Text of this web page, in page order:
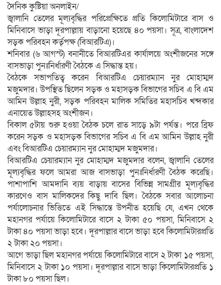
দৈনিক কুষ্টিয়া অনলাইন/
জ্বালানি তেলের মূল্যবৃদ্ধির পরিপ্রেক্ষিতে প্রতি কিলোমিটারে বাস ও
মিনিবাসে ভাড়া দূরপাল্লায় বাড়ানো হয়েছে ৪০ পয়সা। সূত্র, বাংলাদেশ
সড়ক পরিবহন কর্তৃপক্ষ (বিআরটিএ)।
শনিবার (৬ আগস্ট) বনানীতে বিআরটিএর কার্যালয়ে অংশীজনের সঙ্গে
বাসভাড়া পুনঃনির্ধারণী বৈঠকে এ সিদ্ধান্ত হয়।
বৈঠকে সভাপতিত্ব করেন বিআরটিএ চেয়ারম্যান নুর মোহাম্মদ
মজুমদার। উপস্থিত ছিলেন সড়ক ও মহাসড়ক বিভাগের সচিব এ বি এম
আমিন উল্লাহ নুরী, সড়ক পরিবহন মালিক সমিতির মহাসচিব খন্দকার
এনায়েত উল্লাহসহ অংশীজন।
বিকাল ৫টায় শুরু হওয়া বৈঠক চলে রাত সাড়ে ৯টা পর্যন্ত। পরে ব্রিফ
করেন সড়ক ও মহাসড়ক বিভাগের সচিব এ বি এম আমিন উল্লাহ নুরী
এবং বিআরটিএ চেয়ারম্যান নুর মোহাম্মদ মজুমদার।
বিআরটিএ চেয়ারম্যান নুর মোহাম্মদ মজুমদার বলেন, জ্বালানি তেলের
মূল্যবৃদ্ধির ফলে আমরা আজ বাসভাড়া পুনঃনির্ধারণী বৈঠক করেছি।
পাশাপাশি আমদানি ব্যয় বাড়ায় বাসের বিভিন্ন সামগ্রীর মূল্যবৃদ্ধির
কারণেও বাস মালিকদের কিছু দাবি ছিল। বৈঠকে সবার আলোচনা
পর্যালোচনার ভিত্তিতে এই সিদ্ধান্তে উপনীত হয়েছি যে, এখন থেকে
মহানগর পর্যায়ে কিলোমিটারে বাসে ২ টাকা ৫০ পয়সা, মিনিবাসে ২
টাকা ৪০ পয়সা ভাড়া হবে। দূরপাল্লার বাসে ভাড়া হবে কিলোমিটারপ্রতি
২ টাকা ২০ পয়সা।
আগে ভাড়া ছিল মহানগর পর্যায়ে কিলোমিটারে বাসে ২ টাকা ১৫ পয়সা,
মিনিবাসে ২ টাকা ১০ পয়সা। দূরপাল্লার বাসে ভাড়া কিলোমিটারপ্রতি ১
টাকা ৮০ পয়সা ছিল।